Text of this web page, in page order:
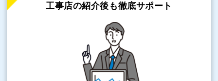
工事店の紹介後も徹底サポート